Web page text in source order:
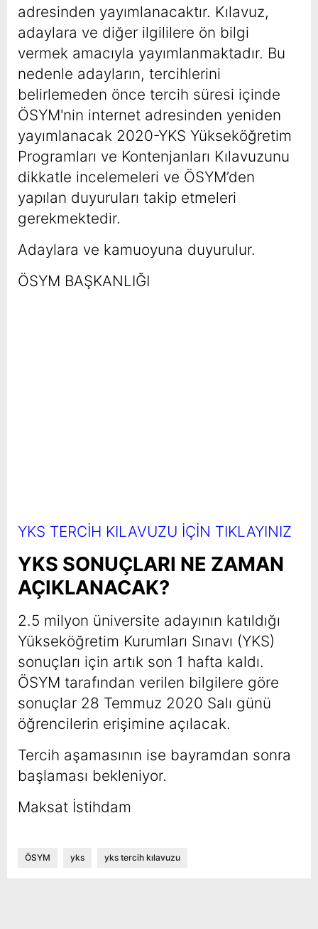
adresinden yayımlanacaktır. Kılavuz,
adaylara ve diğer ilgililere ön bilgi
vermek amacıyla yayımlanmaktadır. Bu
nedenle adayların, tercihlerini
belirlemeden önce tercih süresi içinde
ÖSYM'nin internet adresinden yeniden
yayımlanacak 2020-YKS Yükseköğretim
Programları ve Kontenjanları Kılavuzunu
dikkatle incelemeleri ve ÖSYM’den
yapılan duyuruları takip etmeleri
gerekmektedir.
Adaylara ve kamuoyuna duyurulur.
ÖSYM BAŞKANLIĞI
YKS TERCİH KILAVUZU İÇİN TIKLAYINIZ
YKS SONUÇLARI NE ZAMAN
AÇIKLANACAK?
2.5 milyon üniversite adayının katıldığı
Yükseköğretim Kurumları Sınavı (YKS)
sonuçları için artık son 1 hafta kaldı.
ÖSYM tarafından verilen bilgilere göre
sonuçlar 28 Temmuz 2020 Salı günü
öğrencilerin erişimine açılacak.
Tercih aşamasının ise bayramdan sonra
başlaması bekleniyor.
Maksat İstihdam
ÖSYM yks yks tercih kılavuzu